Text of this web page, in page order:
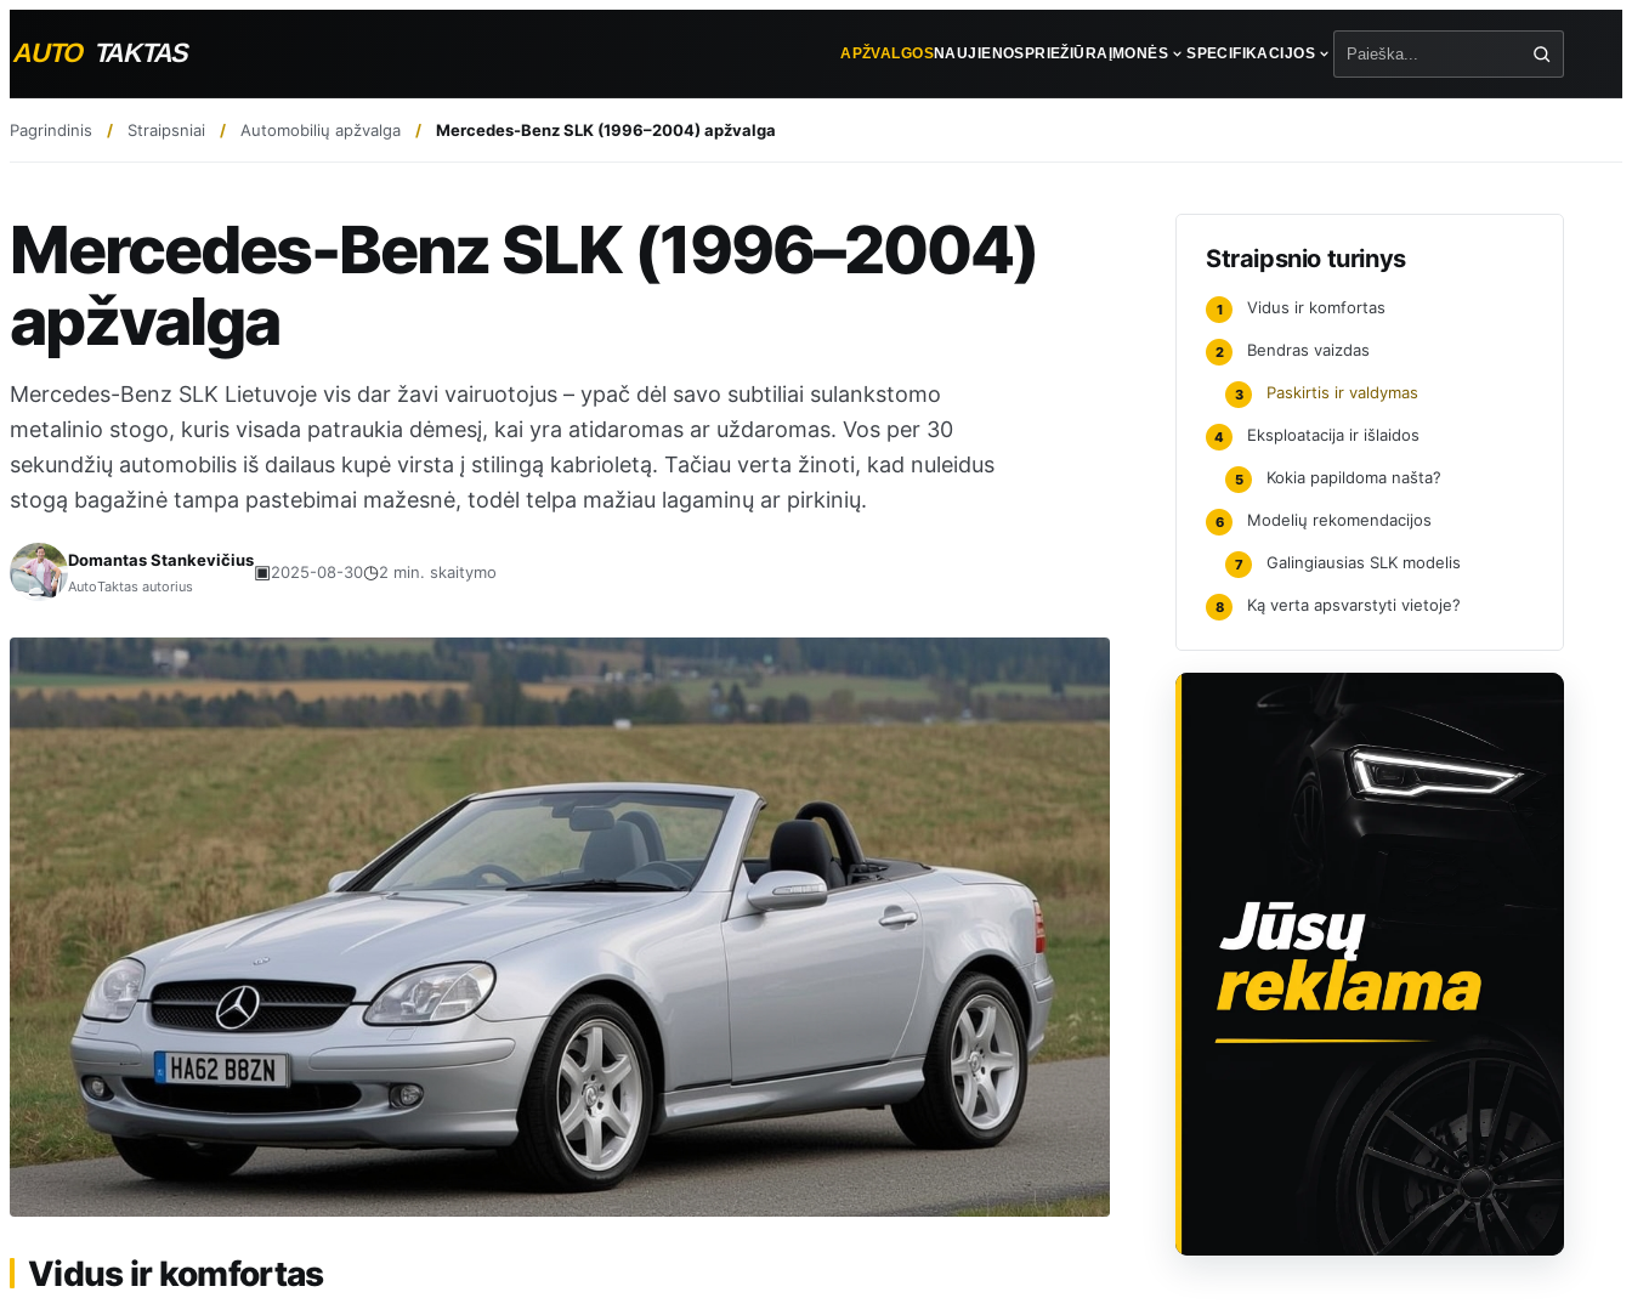
APŽVALGOSNAUJIENOSPRIEŽIŪRA ĮMONĖS SPECIFIKACIJOS
Pagrindinis Straipsniai Automobilių apžvalga Mercedes-Benz SLK (1996–2004) apžvalga
Mercedes-Benz SLK (1996–2004)
apžvalga
Mercedes-Benz SLK Lietuvoje vis dar žavi vairuotojus – ypač dėl savo subtiliai sulankstomo
metalinio stogo, kuris visada patraukia dėmesį, kai yra atidaromas ar uždaromas. Vos per 30
sekundžių automobilis iš dailaus kupė virsta į stilingą kabrioletą. Tačiau verta žinoti, kad nuleidus
stogą bagažinė tampa pastebimai mažesnė, todėl telpa mažiau lagaminų ar pirkinių.
Domantas Stankevičius
AutoTaktas autorius
▣2025-08-30◷2 min. skaitymo
Vidus ir komfortas
Straipsnio turinys
1 Vidus ir komfortas
2 Bendras vaizdas
3 Paskirtis ir valdymas
4 Eksploatacija ir išlaidos
5 Kokia papildoma našta?
6 Modelių rekomendacijos
7 Galingiausias SLK modelis
8 Ką verta apsvarstyti vietoje?